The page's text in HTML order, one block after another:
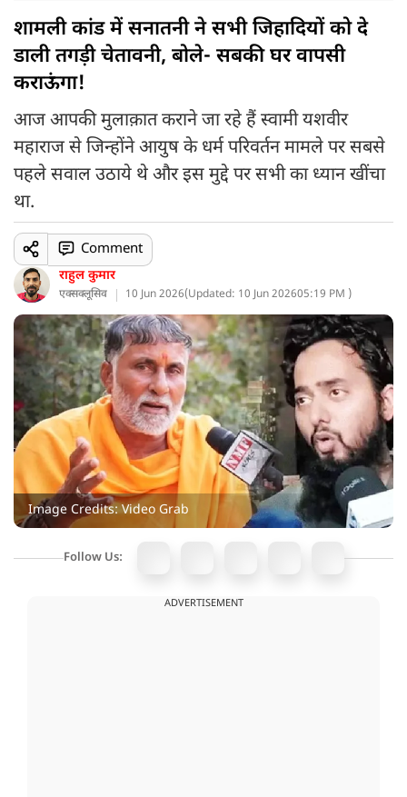
शामली कांड में सनातनी ने सभी जिहादियों को दे
डाली तगड़ी चेतावनी, बोले- सबकी घर वापसी
कराऊंगा!
आज आपकी मुलाक़ात कराने जा रहे हैं स्वामी यशवीर
महाराज से जिन्होंने आयुष के धर्म परिवर्तन मामले पर सबसे
पहले सवाल उठाये थे और इस मुद्दे पर सभी का ध्यान खींचा
था.
राहुल कुमार
एक्सक्लूसिव 10 Jun 2026(Updated: 10 Jun 202605:19 PM )
Comment
Image Credits: Video Grab
Follow Us:
ADVERTISEMENT